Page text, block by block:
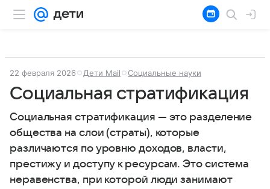
22 февраля 2026 Дети Mail Социальные науки
Социальная стратификация
Социальная стратификация — это разделение
общества на слои (страты), которые
различаются по уровню доходов, власти,
престижу и доступу к ресурсам. Это система
неравенства, при которой люди занимают